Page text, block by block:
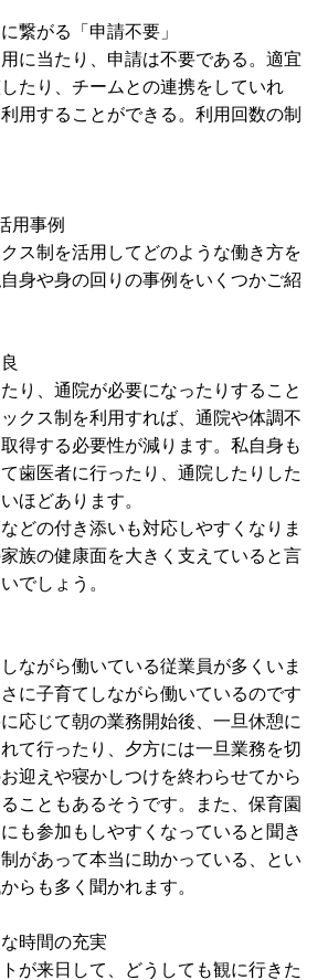
繋がる「申請不要」
に当たり、申請は不要である。適宜
たり、チームとの連携をしていれ
用することができる。利用回数の制
用事例
ス制を活用してどのような働き方を
身や身の回りの事例をいくつかご紹
り、通院が必要になったりすること
クス制を利用すれば、通院や体調不
得する必要性が減ります。私自身も
歯医者に行ったり、通院したりした
ほどあります。
どの付き添いも対応しやすくなりま
族の健康面を大きく支えていると言
でしょう。
ながら働いている従業員が多くいま
に子育てしながら働いているのです
応じて朝の業務開始後、一旦休憩に
て行ったり、夕方には一旦業務を切
迎えや寝かしつけを終わらせてから
こともあるそうです。また、保育園
も参加もしやすくなっていると聞き
があって本当に助かっている、とい
らも多く聞かれます。
時間の充実
が来日して、どうしても観に行きた